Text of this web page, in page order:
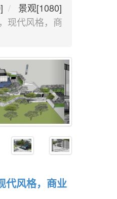
景观[1080]
现代风格，商